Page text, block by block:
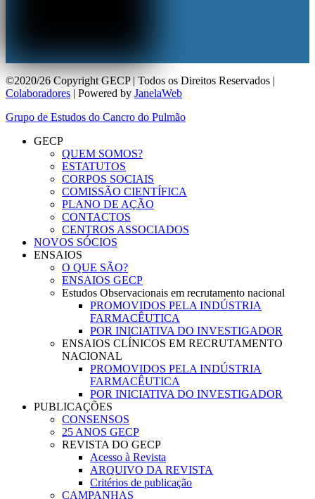
©2020/26 Copyright GECP | Todos os Direitos Reservados |
Colaboradores | Powered by JanelaWeb
Grupo de Estudos do Cancro do Pulmão
GECP
QUEM SOMOS?
ESTATUTOS
CORPOS SOCIAIS
COMISSÃO CIENTÍFICA
PLANO DE AÇÃO
CONTACTOS
CENTROS ASSOCIADOS
NOVOS SÓCIOS
ENSAIOS
O QUE SÃO?
ENSAIOS GECP
Estudos Observacionais em recrutamento nacional
PROMOVIDOS PELA INDÚSTRIA
FARMACÊUTICA
POR INICIATIVA DO INVESTIGADOR
ENSAIOS CLÍNICOS EM RECRUTAMENTO
NACIONAL
PROMOVIDOS PELA INDÚSTRIA
FARMACÊUTICA
POR INICIATIVA DO INVESTIGADOR
PUBLICAÇÕES
CONSENSOS
25 ANOS GECP
REVISTA DO GECP
Acesso à Revista
ARQUIVO DA REVISTA
Critérios de publicação
CAMPANHAS